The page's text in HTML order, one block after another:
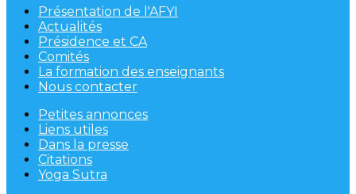
Présentation de l'AFYI
Actualités
Présidence et CA
Comités
La formation des enseignants
Nous contacter
Petites annonces
Liens utiles
Dans la presse
Citations
Yoga Sutra